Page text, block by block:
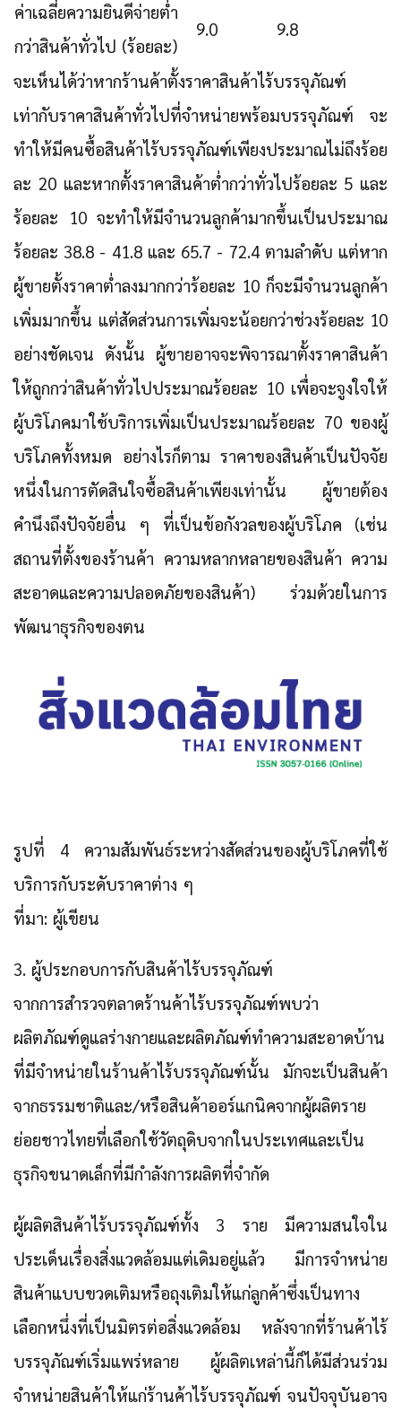
ค่าเฉลี่ยความยินดีจ่ายต่ำ
กว่าสินค้าทั่วไป (ร้อยละ)
9.0 9.8
จะเห็นได้ว่าหากร้านค้าตั้งราคาสินค้าไร้บรรจุภัณฑ์
เท่ากับราคาสินค้าทั่วไปที่จำหน่ายพร้อมบรรจุภัณฑ์ จะ
ทำให้มีคนซื้อสินค้าไร้บรรจุภัณฑ์เพียงประมาณไม่ถึงร้อย
ละ 20 และหากตั้งราคาสินค้าต่ำกว่าทั่วไปร้อยละ 5 และ
ร้อยละ 10 จะทำให้มีจำนวนลูกค้ามากขึ้นเป็นประมาณ
ร้อยละ 38.8 - 41.8 และ 65.7 - 72.4 ตามลำดับ แต่หาก
ผู้ขายตั้งราคาต่ำลงมากกว่าร้อยละ 10 ก็จะมีจำนวนลูกค้า
เพิ่มมากขึ้น แต่สัดส่วนการเพิ่มจะน้อยกว่าช่วงร้อยละ 10
อย่างชัดเจน ดังนั้น ผู้ขายอาจจะพิจารณาตั้งราคาสินค้า
ให้ถูกกว่าสินค้าทั่วไปประมาณร้อยละ 10 เพื่อจะจูงใจให้
ผู้บริโภคมาใช้บริการเพิ่มเป็นประมาณร้อยละ 70 ของผู้
บริโภคทั้งหมด อย่างไรก็ตาม ราคาของสินค้าเป็นปัจจัย
หนึ่งในการตัดสินใจซื้อสินค้าเพียงเท่านั้น ผู้ขายต้อง
คำนึงถึงปัจจัยอื่น ๆ ที่เป็นข้อกังวลของผู้บริโภค (เช่น
สถานที่ตั้งของร้านค้า ความหลากหลายของสินค้า ความ
สะอาดและความปลอดภัยของสินค้า) ร่วมด้วยในการ
พัฒนาธุรกิจของตน
รูปที่ 4 ความสัมพันธ์ระหว่างสัดส่วนของผู้บริโภคที่ใช้
บริการกับระดับราคาต่าง ๆ
ที่มา: ผู้เขียน
3. ผู้ประกอบการกับสินค้าไร้บรรจุภัณฑ์
จากการสำรวจตลาดร้านค้าไร้บรรจุภัณฑ์พบว่า
ผลิตภัณฑ์ดูแลร่างกายและผลิตภัณฑ์ทำความสะอาดบ้าน
ที่มีจำหน่ายในร้านค้าไร้บรรจุภัณฑ์นั้น มักจะเป็นสินค้า
จากธรรมชาติและ/หรือสินค้าออร์แกนิคจากผู้ผลิตราย
ย่อยชาวไทยที่เลือกใช้วัตถุดิบจากในประเทศและเป็น
ธุรกิจขนาดเล็กที่มีกำลังการผลิตที่จำกัด
ผู้ผลิตสินค้าไร้บรรจุภัณฑ์ทั้ง 3 ราย มีความสนใจใน
ประเด็นเรื่องสิ่งแวดล้อมแต่เดิมอยู่แล้ว มีการจำหน่าย
สินค้าแบบขวดเติมหรือถุงเติมให้แก่ลูกค้าซึ่งเป็นทาง
เลือกหนึ่งที่เป็นมิตรต่อสิ่งแวดล้อม หลังจากที่ร้านค้าไร้
บรรจุภัณฑ์เริ่มแพร่หลาย ผู้ผลิตเหล่านี้ก็ได้มีส่วนร่วม
จำหน่ายสินค้าให้แก่ร้านค้าไร้บรรจุภัณฑ์ จนปัจจุบันอาจ